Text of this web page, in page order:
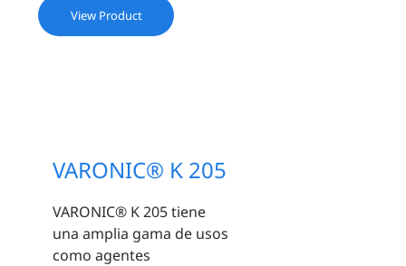
View Product
VARONIC® K 205
VARONIC® K 205 tiene
una amplia gama de usos
como agentes